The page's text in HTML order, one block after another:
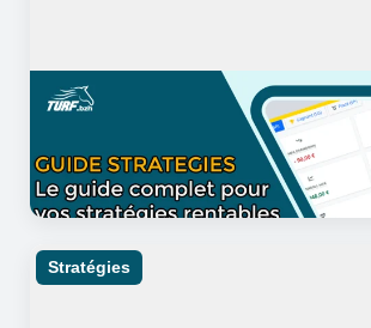
06/04/2026 35 minutes de lecture
Guide pour une
rentable
Stratégies